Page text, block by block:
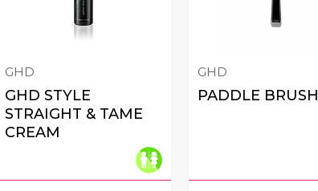
GHD
GHD STYLE
STRAIGHT & TAME
CREAM
GHD
PADDLE BRUSH